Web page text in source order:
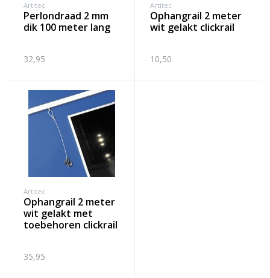
Artitec
perlondraad 2 mm
dik 100 meter lang
32,95
Artitec
ophangrail 2 meter
wit gelakt clickrail
10,50
Artitec
ophangrail 2 meter
wit gelakt met
toebehoren clickrail
35,95